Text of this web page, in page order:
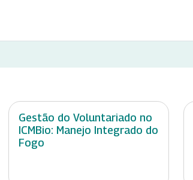
Gestão do Voluntariado no
ICMBio: Manejo Integrado do
Fogo